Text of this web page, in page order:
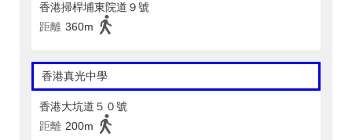
香港掃桿埔東院道９號
距離 360m
香港真光中學
香港大坑道５０號
距離 200m